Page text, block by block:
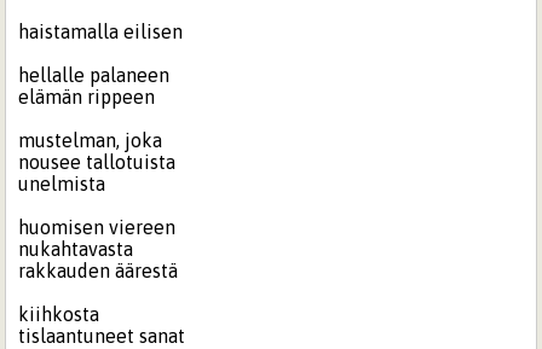
haistamalla eilisen
hellalle palaneen
elämän rippeen
mustelman, joka
nousee tallotuista
unelmista
huomisen viereen
nukahtavasta
rakkauden äärestä
kiihkosta
tislaantuneet sanat